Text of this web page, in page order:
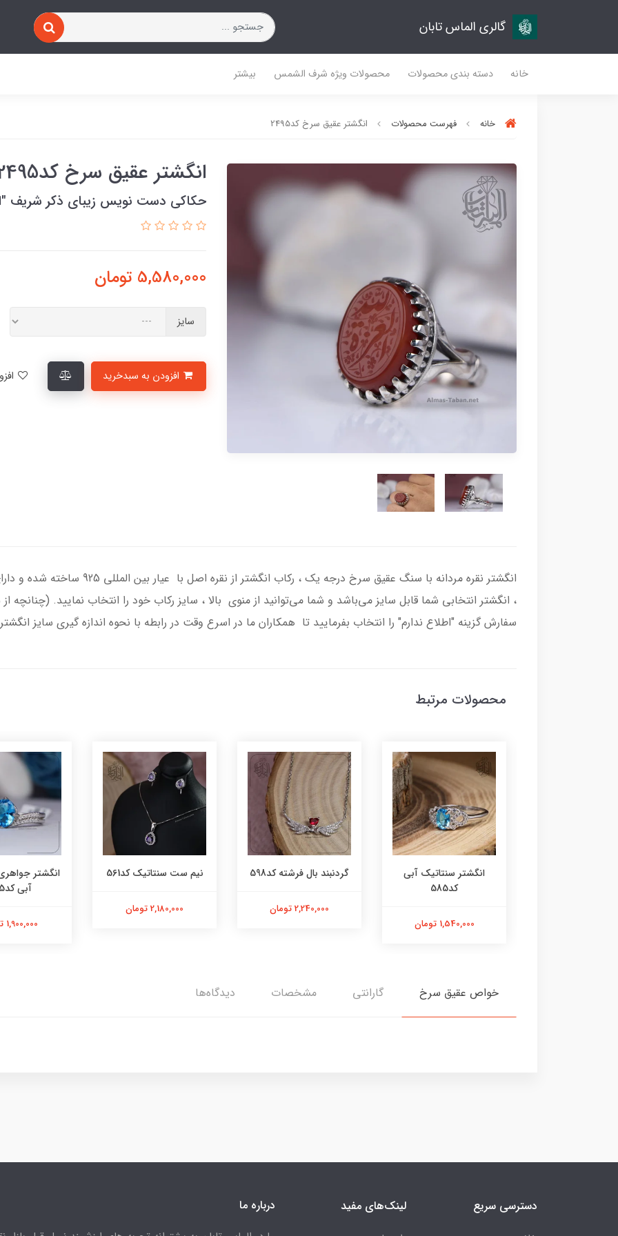
گالری الماس تابان
خانه دسته بندی محصولات محصولات ویژه شرف الشمس بیشتر
خانه فهرست محصولات انگشتر عقیق سرخ کد2495
انگشتر عقیق سرخ کد2495
حکاکی دست نویس زیبای ذکر شریف
5,580,000 تومان
سایز
انگشتر نقره مردانه با سنگ عقیق سرخ
، انگشتر انتخابی شما قابل سایز می‌باشد و شما می‌توانید از منوی بالا ، سایز رکاب خود را انتخاب نمایید.
سفارش گزینه "اطلاع ندارم" را انتخاب بفرمایید تا همکاران ما در اسرع وقت در رابطه با نحوه اندازه گیری سایز
محصولات مرتبط
انگشتر سنتاتیک آبی
کد585
1,540,000 تومان
گردنبند بال فرشته کد598
2,240,000 تومان
نیم ست سنتاتیک کد561
2,180,000 تومان
انگشتر
آبی کد565
1,900,000 تومان
خواص عقیق سرخ گارانتی مشخصات دیدگاه‌ها
دسترسی سریع لینک‌های مفید درباره ما